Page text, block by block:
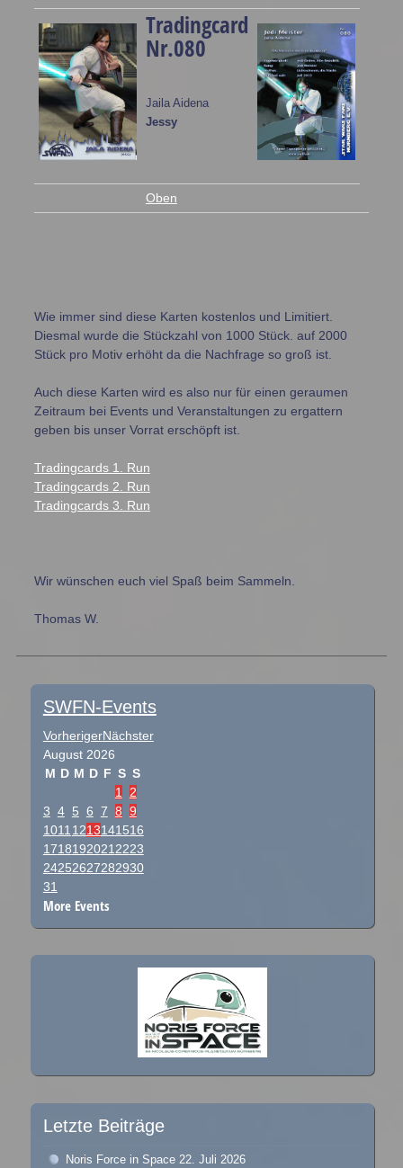
Tradingcard
Nr.080
Jaila Aidena
Jessy
Oben
Wie immer sind diese Karten kostenlos und Limitiert.
Diesmal wurde die Stückzahl von 1000 Stück. auf 2000
Stück pro Motiv erhöht da die Nachfrage so groß ist.
Auch diese Karten wird es also nur für einen geraumen
Zeitraum bei Events und Veranstaltungen zu ergattern
geben bis unser Vorrat erschöpft ist.
Tradingcards 1. Run
Tradingcards 2. Run
Tradingcards 3. Run
Wir wünschen euch viel Spaß beim Sammeln.
Thomas W.
SWFN-Events
VorherigerNächster
August 2026
M D M D F S S
1
2
3 4 5 6 7 8 9
1011 1213141516
1718192021 2223
24252627282930
31
More Events
Letzte Beiträge
Noris Force in Space 22. Juli 2026